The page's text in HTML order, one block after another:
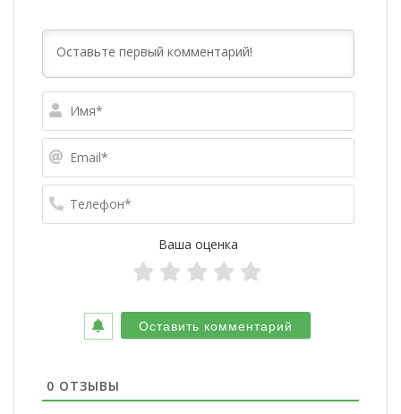
Ваша оценка
0 ОТЗЫВЫ